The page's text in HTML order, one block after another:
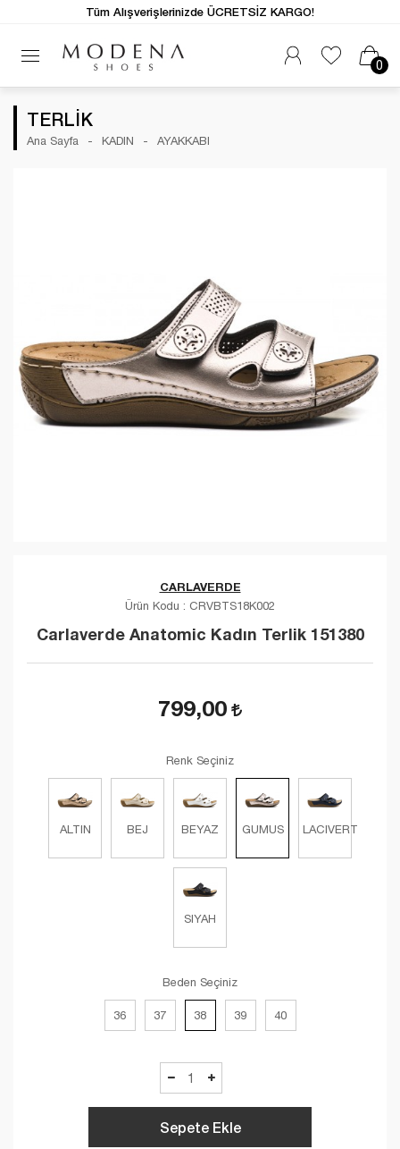
0
Tüm Alışverişlerinizde ÜCRETSİZ KARGO!
TERLİK
Ana Sayfa KADIN AYAKKABI
CARLAVERDE
Ürün Kodu : CRVBTS18K002
Carlaverde Anatomic Kadın Terlik 151380
799,00
Renk Seçiniz
ALTIN BEJ BEYAZ GUMUS LACIVERT
SIYAH
Beden Seçiniz
36 37 38 39 40
Sepete Ekle